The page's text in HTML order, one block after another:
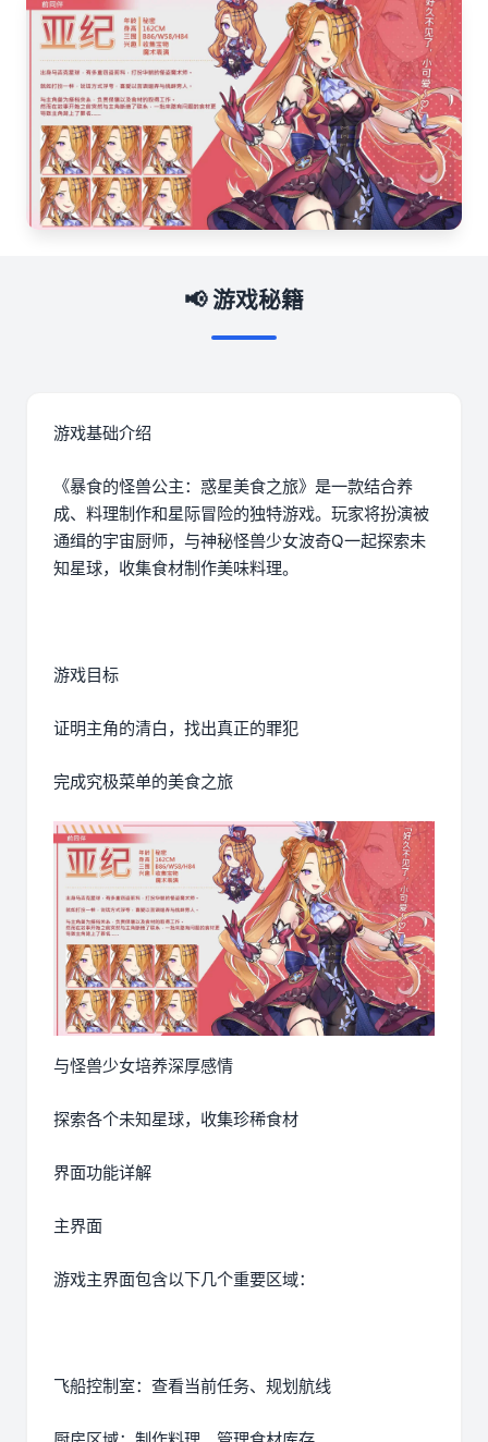
📢 游戏秘籍
游戏基础介绍
《暴食的怪兽公主：惑星美食之旅》是一款结合养
成、料理制作和星际冒险的独特游戏。玩家将扮演被
通缉的宇宙厨师，与神秘怪兽少女波奇Q一起探索未
知星球，收集食材制作美味料理。
游戏目标
证明主角的清白，找出真正的罪犯
完成究极菜单的美食之旅
与怪兽少女培养深厚感情
探索各个未知星球，收集珍稀食材
界面功能详解
主界面
游戏主界面包含以下几个重要区域：
飞船控制室：查看当前任务、规划航线